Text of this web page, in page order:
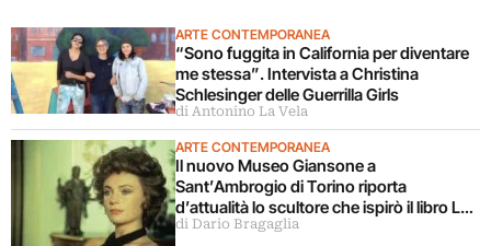
ARTE CONTEMPORANEA
“Sono fuggita in California per diventare
me stessa”. Intervista a Christina
Schlesinger delle Guerrilla Girls
di Antonino La Vela
ARTE CONTEMPORANEA
Il nuovo Museo Giansone a
Sant’Ambrogio di Torino riporta
d’attualità lo scultore che ispirò il libro La
donna della domenica
di Dario Bragaglia